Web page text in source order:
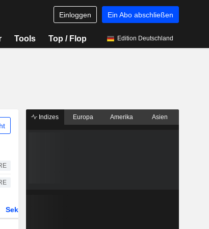
Einloggen Ein Abo abschließen
Tools Top / Flop Edition Deutschland
Sektor
Indizes Europa Amerika Asien